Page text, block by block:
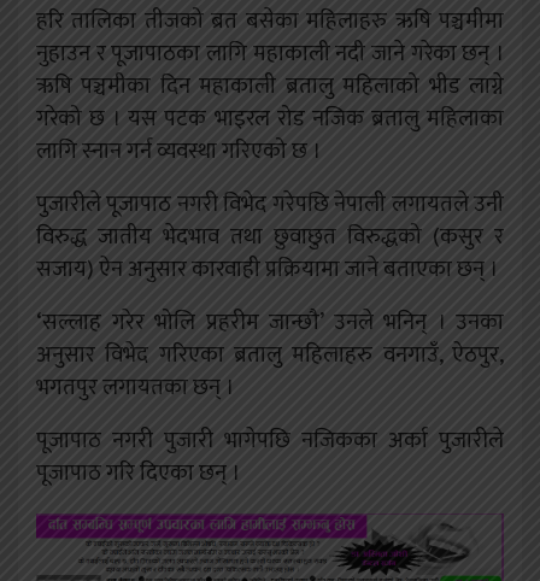
हरि तालिका तीजको ब्रत बसेका महिलाहरु ऋषि पञ्चमीमा
नुहाउन र पूजापाठका लागि महाकाली नदी जाने गरेका छन् ।
ऋषि पञ्चमीका दिन महाकाली ब्रतालु महिलाको भीड लाग्ने
गरेको छ । यस पटक भाइरल रोड नजिक ब्रतालु महिलाका
लागि स्नान गर्न व्यवस्था गरिएको छ ।
पुजारीले पूजापाठ नगरी विभेद गरेपछि नेपाली लगायतले उनी
विरुद्ध जातीय भेदभाव तथा छुवाछुत विरुद्धको (कसुर र
सजाय) ऐन अनुसार कारवाही प्रक्रियामा जाने बताएका छन् ।
‘सल्लाह गरेर भोलि प्रहरीम जान्छौ’ उनले भनिन् । उनका
अनुसार विभेद गरिएका ब्रतालु महिलाहरु वनगाउँ, ऐठपुर,
भगतपुर लगायतका छन् ।
पूजापाठ नगरी पुजारी भागेपछि नजिकका अर्का पुजारीले
पूजापाठ गरि दिएका छन् ।